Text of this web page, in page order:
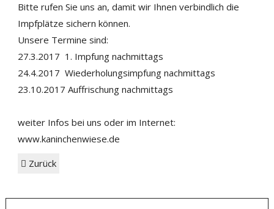
Bitte rufen Sie uns an, damit wir Ihnen verbindlich die
Impfplätze sichern können.
Unsere Termine sind:
27.3.2017 1. Impfung nachmittags
24.4.2017 Wiederholungsimpfung nachmittags
23.10.2017 Auffrischung nachmittags
weiter Infos bei uns oder im Internet:
www.kaninchenwiese.de
Zurück